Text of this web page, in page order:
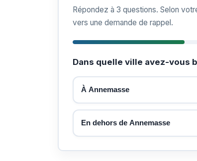
Répondez à 3 questions. Selon
vers une demande de rappel.
Dans quelle ville avez-vous
À Annemasse
En dehors de Annemasse